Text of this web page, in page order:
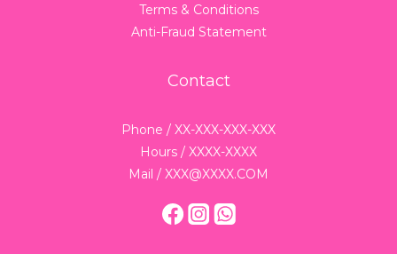
Terms & Conditions
Anti-Fraud Statement
Contact
Phone / XX-XXX-XXX-XXX
Hours / XXXX-XXXX
Mail / XXX@XXXX.COM